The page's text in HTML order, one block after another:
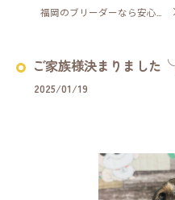
ご家族様決まりまし
2025/01/19